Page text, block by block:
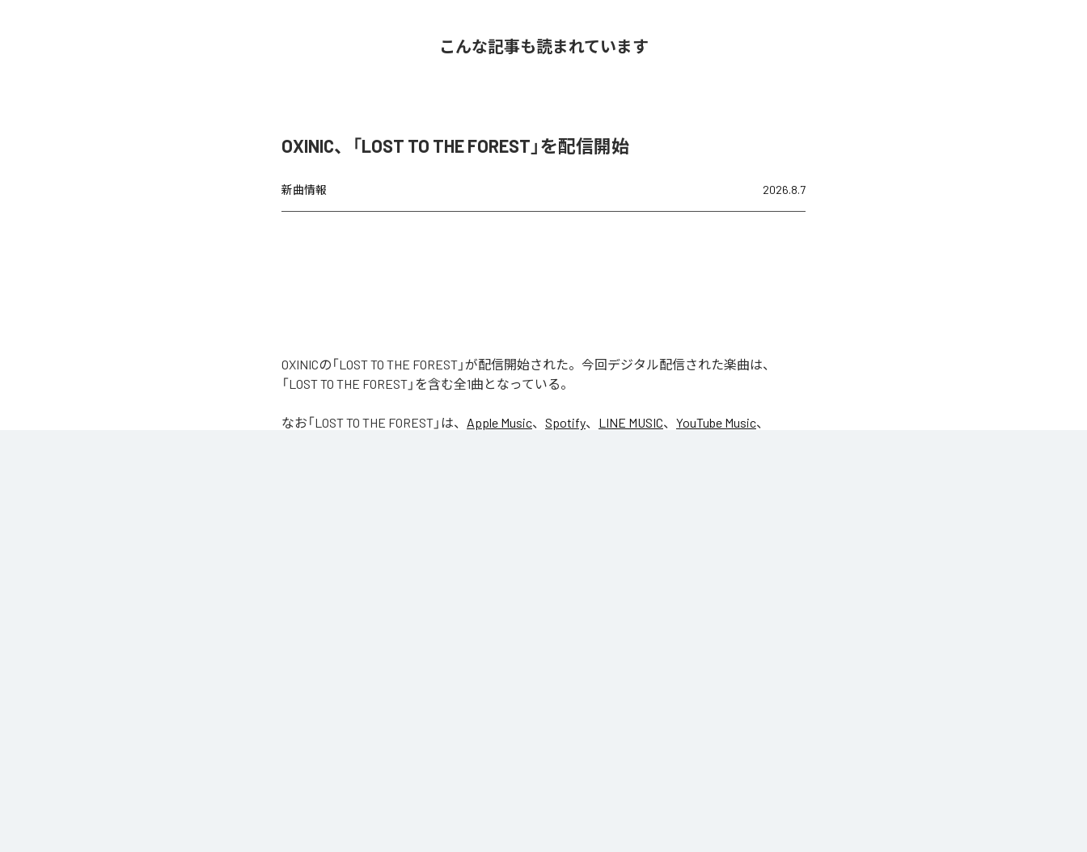
こんな記事も読まれています
OXINIC、「LOST TO THE FOREST」を配信開始
新曲情報 2026.8.7
OXINICの「LOST TO THE FOREST」が配信開始された。今回デジタル配信された楽曲は、
「LOST TO THE FOREST」を含む全1曲となっている。
なお「LOST TO THE FOREST 」は、 Apple Music、 Spotify、 LINE MUSIC、 YouTube Music、